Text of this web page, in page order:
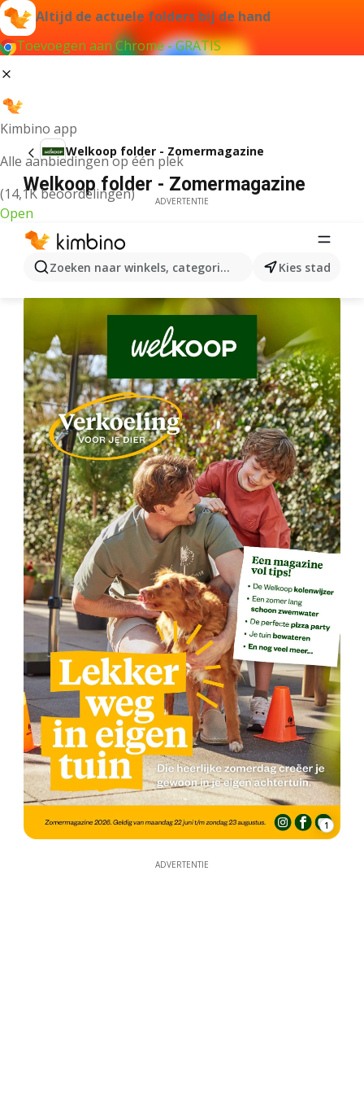
Altijd de actuele folders bij de hand
Toevoegen aan Chrome - GRATIS
Kimbino app
Alle aanbiedingen op één plek
(14,1K beoordelingen)
Open
Zoeken naar winkels, categorieën, producten...
Kies stad
Welkoop folder - Zomermagazine
Welkoop folder - Zomermagazine
ADVERTENTIE
1
ADVERTENTIE